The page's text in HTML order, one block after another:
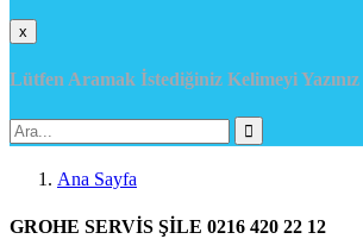
x
Lütfen Aramak İstediğiniz Kelimeyi Yazınız
Ana Sayfa
GROHE SERVİS ŞİLE 0216 420 22 12